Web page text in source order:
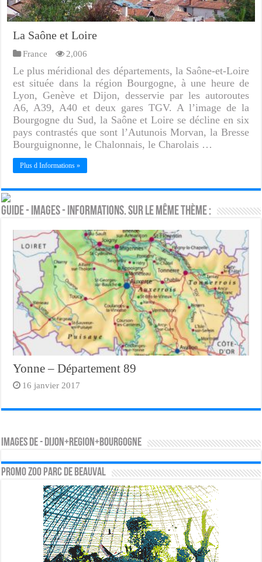
La Saône et Loire
France 2,006
Le plus méridional des départements, la Saône-et-Loire
est située dans la région Bourgogne, à une heure de
Lyon, Genève et Dijon, desservie par les autoroutes
A6, A39, A40 et deux gares TGV. A l’image de la
Bourgogne du Sud, la Saône et Loire se décline en six
pays contrastés que sont l’Autunois Morvan, la Bresse
Bourguignonne, le Chalonnais, le Charolais …
Plus d Informations »
Guide - Images - Informations. Sur le même thème :
Yonne – Département 89
16 janvier 2017
Images de - dijon+region+bourgogne
PROMO ZOO PARC DE BEAUVAL